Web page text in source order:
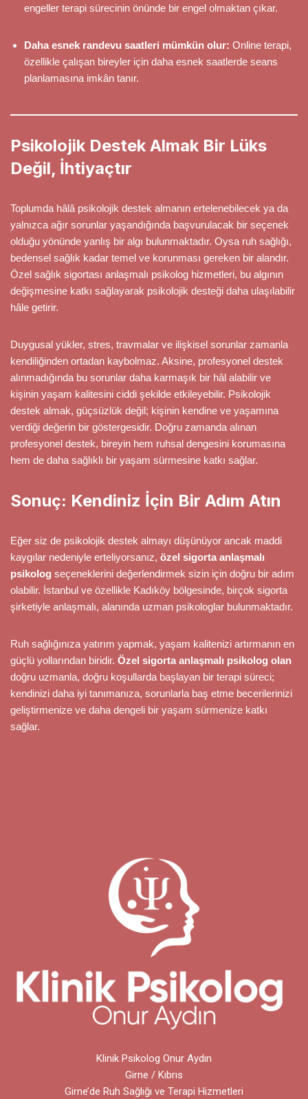
engeller terapi sürecinin önünde bir engel olmaktan çıkar.
Daha esnek randevu saatleri mümkün olur: Online terapi,
özellikle çalışan bireyler için daha esnek saatlerde seans
planlamasına imkân tanır.
Psikolojik Destek Almak Bir Lüks
Değil, İhtiyaçtır
Toplumda hâlâ psikolojik destek almanın ertelenebilecek ya da
yalnızca ağır sorunlar yaşandığında başvurulacak bir seçenek
olduğu yönünde yanlış bir algı bulunmaktadır. Oysa ruh sağlığı,
bedensel sağlık kadar temel ve korunması gereken bir alandır.
Özel sağlık sigortası anlaşmalı psikolog hizmetleri, bu algının
değişmesine katkı sağlayarak psikolojik desteği daha ulaşılabilir
hâle getirir.
Duygusal yükler, stres, travmalar ve ilişkisel sorunlar zamanla
kendiliğinden ortadan kaybolmaz. Aksine, profesyonel destek
alınmadığında bu sorunlar daha karmaşık bir hâl alabilir ve
kişinin yaşam kalitesini ciddi şekilde etkileyebilir. Psikolojik
destek almak, güçsüzlük değil; kişinin kendine ve yaşamına
verdiği değerin bir göstergesidir. Doğru zamanda alınan
profesyonel destek, bireyin hem ruhsal dengesini korumasına
hem de daha sağlıklı bir yaşam sürmesine katkı sağlar.
Sonuç: Kendiniz İçin Bir Adım Atın
Eğer siz de psikolojik destek almayı düşünüyor ancak maddi
kaygılar nedeniyle erteliyorsanız, özel sigorta anlaşmalı
psikolog seçeneklerini değerlendirmek sizin için doğru bir adım
olabilir. İstanbul ve özellikle Kadıköy bölgesinde, birçok sigorta
şirketiyle anlaşmalı, alanında uzman psikologlar bulunmaktadır.
Ruh sağlığınıza yatırım yapmak, yaşam kalitenizi artırmanın en
güçlü yollarından biridir. Özel sigorta anlaşmalı psikolog olan
doğru uzmanla, doğru koşullarda başlayan bir terapi süreci;
kendinizi daha iyi tanımanıza, sorunlarla baş etme becerilerinizi
geliştirmenize ve daha dengeli bir yaşam sürmenize katkı
sağlar.
Klinik Psikolog Onur Aydın
Girne / Kıbrıs
Girne’de Ruh Sağlığı ve Terapi Hizmetleri